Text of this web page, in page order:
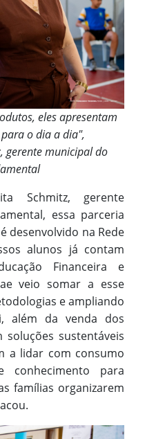
eles apresentam
o dia a dia",
gerente municipal do
Schmitz, gerente
essa parceria
desenvolvido na Rede
alunos já contam
Financeira e
veio somar a esse
e ampliando
além da venda dos
sustentáveis
a lidar com consumo
conhecimento para
famílias organizarem